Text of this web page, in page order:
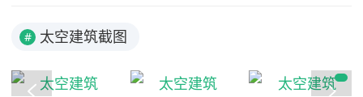
# 太空建筑截图